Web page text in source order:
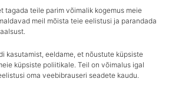
tagada teile parim võimalik kogemus meie
meil mõista teie eelistusi ja parandada
kasutamist, eeldame, et nõustute küpsiste
küpsiste poliitikale. Teil on võimalus igal
oma veebibrauseri seadete kaudu.
hooldus, ületamatu sära–